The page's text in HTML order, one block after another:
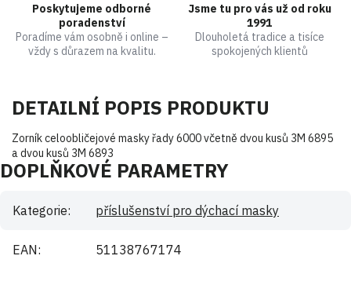
Poskytujeme odborné
poradenství
Poradíme vám osobně i online –
vždy s důrazem na kvalitu.
Jsme tu pro vás už od roku
1991
Dlouholetá tradice a tisíce
spokojených klientů
DETAILNÍ POPIS PRODUKTU
Zorník celoobličejové masky řady 6000 včetně dvou kusů 3M 6895
a dvou kusů 3M 6893
DOPLŇKOVÉ PARAMETRY
Kategorie: příslušenství pro dýchací masky
EAN: 51138767174